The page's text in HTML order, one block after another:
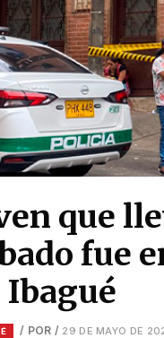
que
fue
Ibagué
/ POR / 29 DE MAYO DE